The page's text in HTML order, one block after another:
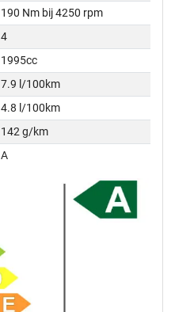
190 Nm bij 4250 rpm
4
1995cc
7.9 l/100km
4.8 l/100km
142 g/km
A